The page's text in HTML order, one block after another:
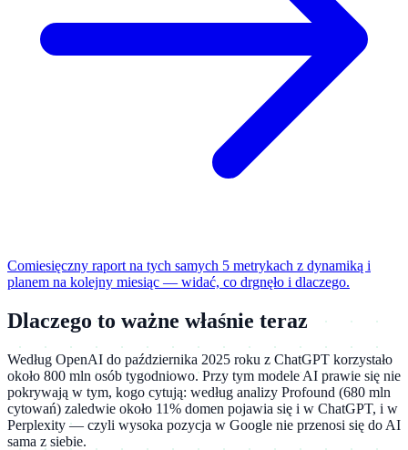
Comiesięczny raport na tych samych 5 metrykach z dynamiką i
planem na kolejny miesiąc — widać, co drgnęło i dlaczego.
Dlaczego to ważne właśnie teraz
Według OpenAI do października 2025 roku z ChatGPT korzystało
około 800 mln osób tygodniowo. Przy tym modele AI prawie się nie
pokrywają w tym, kogo cytują: według analizy Profound (680 mln
cytowań) zaledwie około 11% domen pojawia się i w ChatGPT, i w
Perplexity — czyli wysoka pozycja w Google nie przenosi się do AI
sama z siebie.